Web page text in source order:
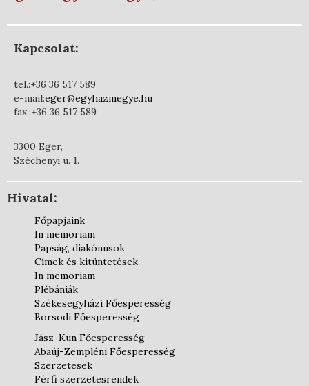
Kapcsolat:
tel.:+36 36 517 589
e-mail:eger@egyhazmegye.hu
fax.:+36 36 517 589
3300 Eger,
Széchenyi u. 1.
Hivatal:
Főpapjaink
In memoriam
Papság, diakónusok
Címek és kitüntetések
In memoriam
Plébániák
Székesegyházi Főesperesség
Borsodi Főesperesség
Jász-Kun Főesperesség
Abaúj-Zempléni Főesperesség
Szerzetesek
Férfi szerzetesrendek